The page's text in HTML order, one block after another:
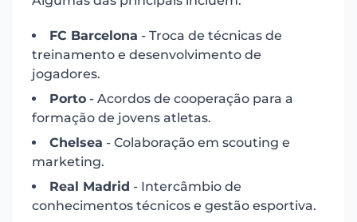
FC Barcelona - Troca de técnicas de
treinamento e desenvolvimento de
jogadores.
Porto - Acordos de cooperação para a
formação de jovens atletas.
Chelsea - Colaboração em scouting e
marketing.
Real Madrid - Intercâmbio de
conhecimentos técnicos e gestão esportiva.